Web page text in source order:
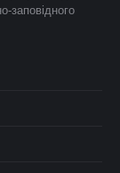
заповідного